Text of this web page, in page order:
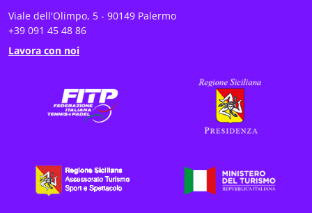
Viale dell'Olimpo, 5 - 90149 Palermo
+39 091 45 48 86
Lavora con noi